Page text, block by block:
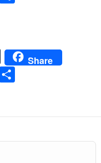
m
T
u
m
r
Share